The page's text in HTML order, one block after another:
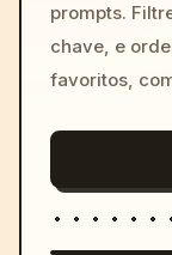
prompts.
chave, e
favoritos,